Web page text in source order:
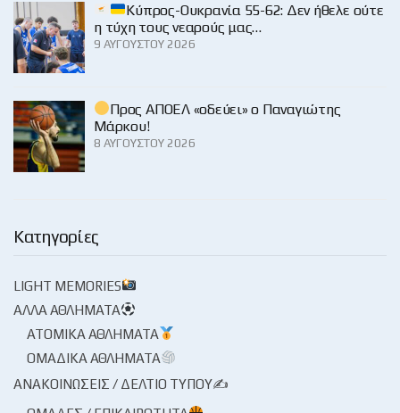
Κύπρος-Ουκρανία 55-62: Δεν ήθελε ούτε
η τύχη τους νεαρούς μας…
9 ΑΥΓΟΎΣΤΟΥ 2026
Προς ΑΠΟΕΛ «οδεύει» ο Παναγιώτης
Μάρκου!
8 ΑΥΓΟΎΣΤΟΥ 2026
Κατηγορίες
LIGHT MEMORIES
ΆΛΛΑ ΑΘΛΉΜΑΤΑ
ΑΤΟΜΙΚΆ ΑΘΛΉΜΑΤΑ
ΟΜΑΔΙΚΆ ΑΘΛΉΜΑΤΑ
ΑΝΑΚΟΙΝΏΣΕΙΣ / ΔΕΛΤΊΟ ΤΎΠΟΥ✍